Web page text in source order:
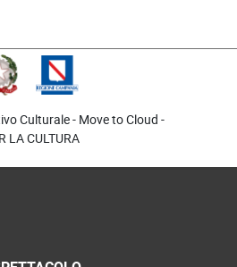
Culturale - Move to Cloud -
LA CULTURA